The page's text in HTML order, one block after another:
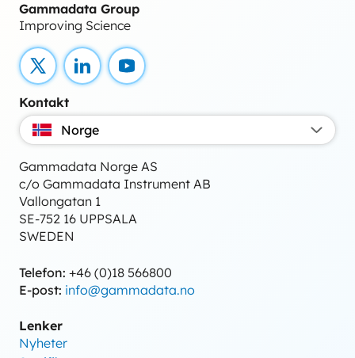
Gammadata Group
Improving Science
X LinkedInYouTube
Kontakt
Norge
Gammadata Norge AS
c/o Gammadata Instrument AB
Vallongatan 1
SE-752 16 UPPSALA
SWEDEN
Telefon: +46 (0)18 566800
E-post: info@gammadata.no
Lenker
Nyheter